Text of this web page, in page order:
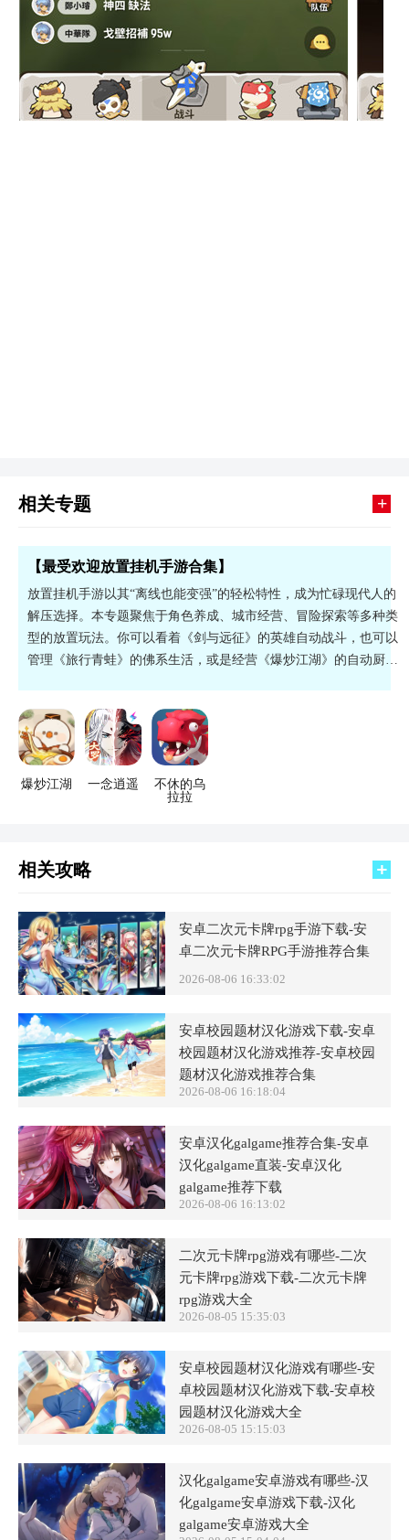
相关专题 +
【最受欢迎放置挂机手游合集】
放置挂机手游以其“离线也能变强”的轻松特性，成为忙碌现代人的
解压选择。本专题聚焦于角色养成、城市经营、冒险探索等多种类
型的放置玩法。你可以看着《剑与远征》的英雄自动战斗，也可以
管理《旅行青蛙》的佛系生活，或是经营《爆炒江湖》的自动厨
爆炒江湖 一念逍遥
不休的乌
拉拉
相关攻略
安卓二次元卡牌rpg手游下载-安
卓二次元卡牌RPG手游推荐合集
2026-08-06 16:33:02
安卓校园题材汉化游戏下载-安卓
校园题材汉化游戏推荐-安卓校园
题材汉化游戏推荐合集
2026-08-06 16:18:04
安卓汉化galgame推荐合集-安卓
汉化galgame直装-安卓汉化
galgame推荐下载
2026-08-06 16:13:02
二次元卡牌rpg游戏有哪些-二次
元卡牌rpg游戏下载-二次元卡牌
rpg游戏大全
2026-08-05 15:35:03
安卓校园题材汉化游戏有哪些-安
卓校园题材汉化游戏下载-安卓校
园题材汉化游戏大全
2026-08-05 15:15:03
汉化galgame安卓游戏有哪些-汉
化galgame安卓游戏下载-汉化
galgame安卓游戏大全